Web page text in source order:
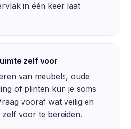
in één keer laat
zelf voor
van meubels, oude
of plinten kun je soms
vooraf wat veilig en
zelf voor te bereiden.